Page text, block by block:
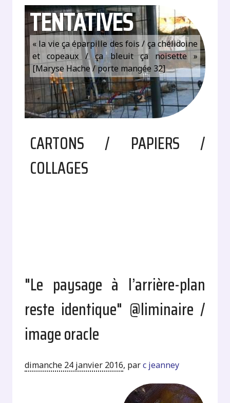
TENTATIVES
« la vie ça éparpille des fois / ça chélidoine
et copeaux / ça bleuit ça noisette »
[Maryse Hache / porte mangée 32]
CARTONS / PAPIERS /
COLLAGES
"Le paysage à l’arrière-plan
reste identique" @liminaire /
image oracle
dimanche 24 janvier 2016, parc jeanney